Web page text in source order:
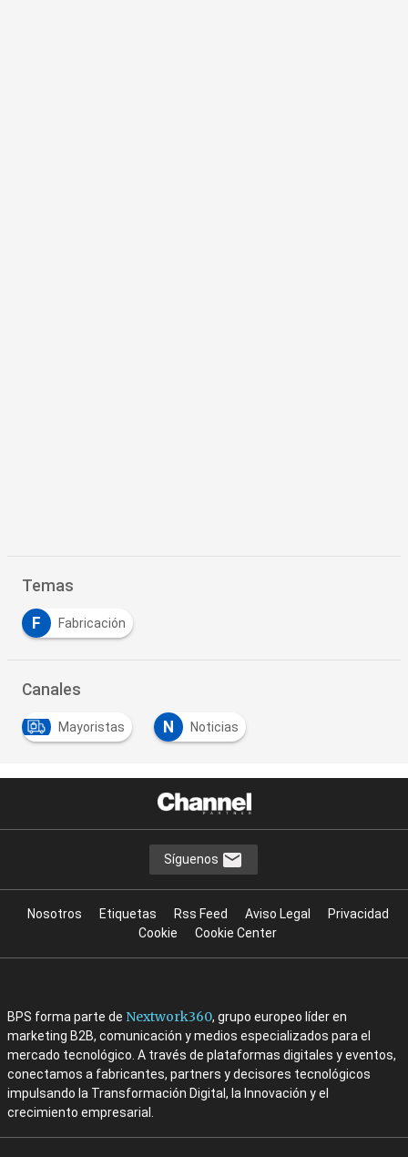
Temas
F Fabricación
Canales
Mayoristas N Noticias
Síguenos
Nosotros Etiquetas Rss Feed Aviso Legal
Privacidad
Cookie
Cookie Center
BPS forma parte de Nextwork360, grupo europeo líder en
marketing B2B, comunicación y medios especializados para el
mercado tecnológico. A través de plataformas digitales y eventos,
conectamos a fabricantes, partners y decisores tecnológicos
impulsando la Transformación Digital, la Innovación y el
crecimiento empresarial.